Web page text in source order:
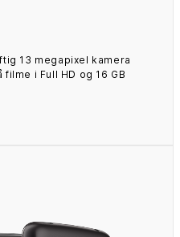
13 megapixel kamera
i Full HD og 16 GB